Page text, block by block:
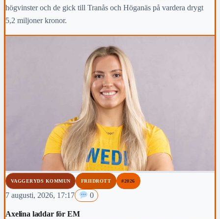
högvinster och de gick till Tranås och Höganäs på vardera drygt
5,2 miljoner kronor.
VAGGERYDS KOMMUN FRIIDROTT #2026
7 augusti, 2026, 17:17 0
Axelina laddar för EM